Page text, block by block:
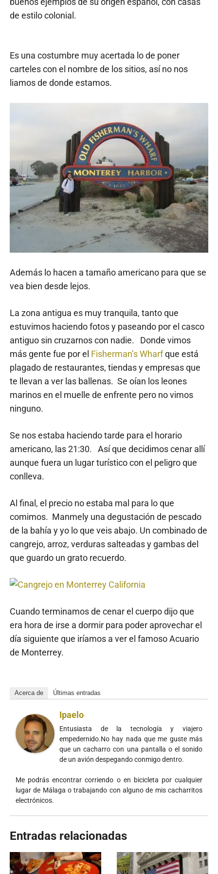
de estilo colonial.
Es una costumbre muy acertada lo de poner
carteles con el nombre de los sitios, así no nos
liamos de donde estamos.
Además lo hacen a tamaño americano para que se
vea bien desde lejos.
La zona antigua es muy tranquila, tanto que
estuvimos haciendo fotos y paseando por el casco
antiguo sin cruzarnos con nadie. Donde vimos
más gente fue por el Fisherman’s Wharfque está
plagado de restaurantes, tiendas y empresas que
te llevan a ver las ballenas. Se oían los leones
marinos en el muelle de enfrente pero no vimos
ninguno.
Se nos estaba haciendo tarde para el horario
americano, las 21:30. Así que decidimos cenar allí
aunque fuera un lugar turístico con el peligro que
conlleva.
Al final, el precio no estaba mal para lo que
comimos. Manmely una degustación de pescado
de la bahía y yo lo que veis abajo. Un combinado de
cangrejo, arroz, verduras salteadas y gambas del
que guardo un grato recuerdo.
Cuando terminamos de cenar el cuerpo dijo que
era hora de irse a dormir para poder aprovechar el
día siguiente que iríamos a ver el famoso Acuario
de Monterrey.
Acerca de Últimas entradas
Ipaelo
Entusiasta de la tecnología y viajero
empedernido.No hay nada que me guste más
que un cacharro con una pantalla o el sonido
de un avión despegando conmigo dentro.
Me podrás encontrar corriendo o en bicicleta por cualquier
lugar de Málaga o trabajando con alguno de mis cacharritos
electrónicos.
Entradas relacionadas